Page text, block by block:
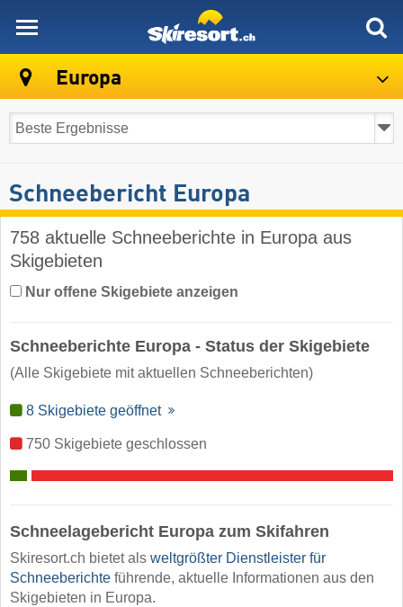
Europa
Schneebericht Europa
758 aktuelle Schneeberichte in Europa aus
Skigebieten
Nur offene Skigebiete anzeigen
Schneeberichte Europa - Status der Skigebiete
(Alle Skigebiete mit aktuellen Schneeberichten)
8 Skigebiete geöffnet
750 Skigebiete geschlossen
Schneelagebericht Europa zum Skifahren
Skiresort.ch bietet als weltgrößter Dienstleister für
Schneeberichte führende, aktuelle Informationen aus den
Skigebieten in Europa.